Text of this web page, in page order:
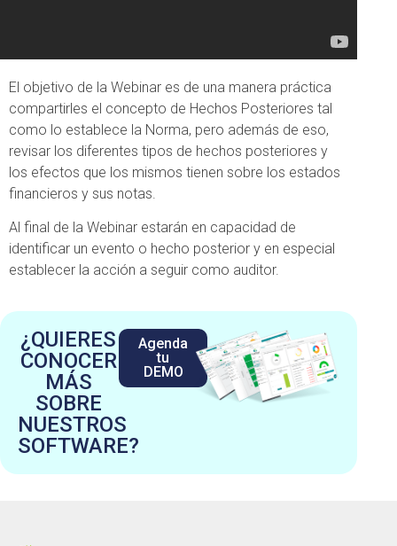
El objetivo de la Webinar es de una manera práctica
compartirles el concepto de Hechos Posteriores tal
como lo establece la Norma, pero además de eso,
revisar los diferentes tipos de hechos posteriores y
los efectos que los mismos tienen sobre los estados
financieros y sus notas.
Al final de la Webinar estarán en capacidad de
identificar un evento o hecho posterior y en especial
establecer la acción a seguir como auditor.
¿QUIERES
CONOCER
MÁS
SOBRE
NUESTROS
SOFTWARE?
Agenda
tu
DEMO